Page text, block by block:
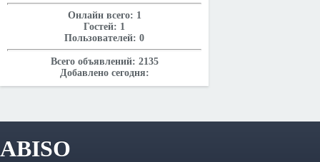
Онлайн всего: 1
Гостей: 1
Пользователей: 0
Всего объявлений: 2135
Добавлено сегодня:
ABISO